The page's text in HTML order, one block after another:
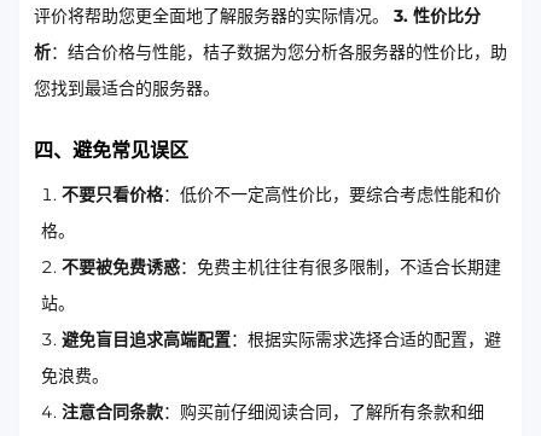
评价将帮助您更全面地了解服务器的实际情况。 3. 性价比分
析：结合价格与性能，桔子数据为您分析各服务器的性价比，助
您找到最适合的服务器。
四、避免常见误区
不要只看价格：低价不一定高性价比，要综合考虑性能和价
格。
不要被免费诱惑：免费主机往往有很多限制，不适合长期建
站。
避免盲目追求高端配置：根据实际需求选择合适的配置，避
免浪费。
注意合同条款：购买前仔细阅读合同，了解所有条款和细